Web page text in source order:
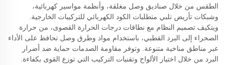
الطقس من خلال صناديق وصل مغلقة، وأنظمة مواسير كهربائية،
وشبكات تأريض تلبي متطلبات الكود الكهربائي للتركيبات الخارجية.
ويتكيف تصميم النظام مع نطاقات درجات الحرارة القصوى، من حرارة
الصحراء إلى البرد القطبي، باستخدام مواد وطرق وصل تحافظ على الأداء
عبر مناطق مناخية متنوعة. وتوفر مقاومة الصدمات حماية ضد أضرار
البرد من خلال اختيار الألواح وتقنيات التركيب التي توزع القوى بكفاءة.